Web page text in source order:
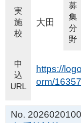
実
施
校
大田
募
集
分
野
申
込
URL
https://
orm/
No.